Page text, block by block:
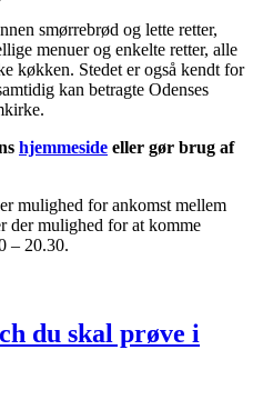
smørrebrød og lette retter,
menuer og enkelte retter, alle
køkken. Stedet er også kendt for
kan betragte Odenses
hjemmeside eller gør brug af
mulighed for ankomst mellem
der mulighed for at komme
– 20.30.
du skal prøve i